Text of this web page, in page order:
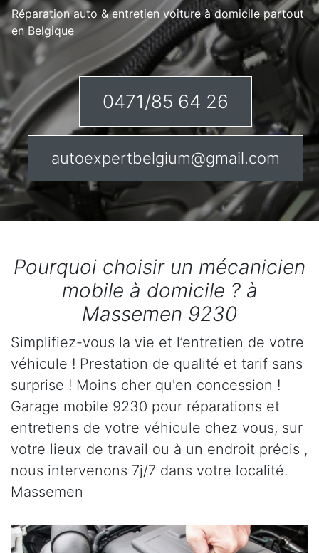
Réparation auto & entretien voiture à domicile partout
en Belgique
0471/85 64 26
autoexpertbelgium@gmail.com
Pourquoi choisir un mécanicien
mobile à domicile ? à
Massemen 9230
Simplifiez-vous la vie et l’entretien de votre
véhicule ! Prestation de qualité et tarif sans
surprise ! Moins cher qu'en concession !
Garage mobile 9230 pour réparations et
entretiens de votre véhicule chez vous, sur
votre lieux de travail ou à un endroit précis ,
nous intervenons 7j/7 dans votre localité.
Massemen